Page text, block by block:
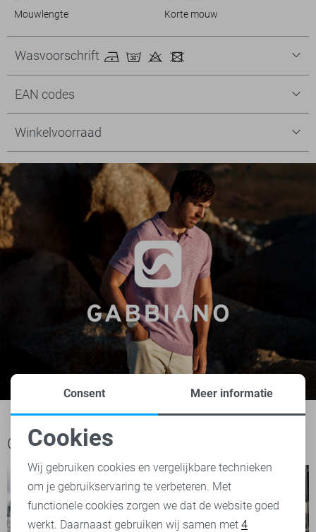
Mouwlengte
Korte mouw
Wasvoorschrift
EAN codes
Winkelvoorraad
Ook het bekijken waard
Noodzakelijke cookies
Personalisatie cookies
Analytische cookies
Consent Meer informatie
Cookies
Wij gebruiken cookies en vergelijkbare technieken
om je gebruikservaring te verbeteren. Met
functionele cookies zorgen we dat de website goed
werkt. Daarnaast gebruiken wij samen met 4